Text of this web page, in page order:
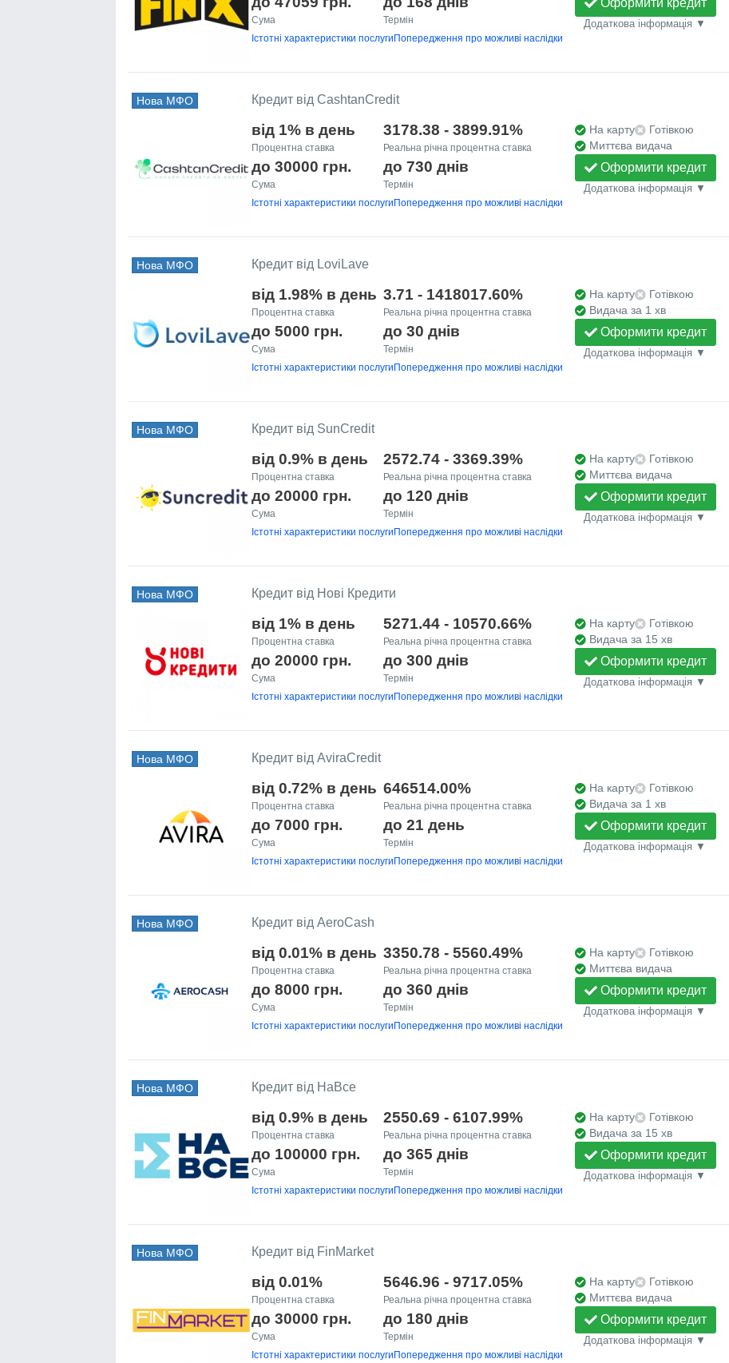
Сума Термін Додаткова інформація ▼
Істотні характеристики послугиПопередження про можливі наслідки
Нова МФО Кредит від CashtanCredit
від 1% в день
Процентна ставка
3178.38 - 3899.91%
Реальна річна процентна ставка
до 30000 грн.
Сума
до 730 днів
Термін
На карту
Готівкою
Миттєва видача
Оформити кредит
Додаткова інформація ▼
Істотні характеристики послугиПопередження про можливі наслідки
Нова МФО Кредит від LoviLave
від 1.98% в день
Процентна ставка
3.71 - 1418017.60%
Реальна річна процентна ставка
до 5000 грн.
Сума
до 30 днів
Термін
На карту
Готівкою
Видача за 1 хв
Оформити кредит
Додаткова інформація ▼
Істотні характеристики послугиПопередження про можливі наслідки
Нова МФО Кредит від SunCredit
від 0.9% в день
Процентна ставка
2572.74 - 3369.39%
Реальна річна процентна ставка
до 20000 грн.
Сума
до 120 днів
Термін
На карту
Готівкою
Миттєва видача
Оформити кредит
Додаткова інформація ▼
Істотні характеристики послугиПопередження про можливі наслідки
Нова МФО Кредит від Нові Кредити
від 1% в день
Процентна ставка
5271.44 - 10570.66%
Реальна річна процентна ставка
до 20000 грн.
Сума
до 300 днів
Термін
На карту
Готівкою
Видача за 15 хв
Оформити кредит
Додаткова інформація ▼
Істотні характеристики послугиПопередження про можливі наслідки
Нова МФО Кредит від AviraCredit
від 0.72% в день
Процентна ставка
646514.00%
Реальна річна процентна ставка
до 7000 грн.
Сума
до 21 день
Термін
На карту
Готівкою
Видача за 1 хв
Оформити кредит
Додаткова інформація ▼
Істотні характеристики послугиПопередження про можливі наслідки
Нова МФО Кредит від AeroCash
від 0.01% в день
Процентна ставка
3350.78 - 5560.49%
Реальна річна процентна ставка
до 8000 грн.
Сума
до 360 днів
Термін
На карту
Готівкою
Миттєва видача
Оформити кредит
Додаткова інформація ▼
Істотні характеристики послугиПопередження про можливі наслідки
Нова МФО Кредит від НаВсе
від 0.9% в день
Процентна ставка
2550.69 - 6107.99%
Реальна річна процентна ставка
до 100000 грн.
Сума
до 365 днів
Термін
На карту
Готівкою
Видача за 15 хв
Оформити кредит
Додаткова інформація ▼
Істотні характеристики послугиПопередження про можливі наслідки
Нова МФО Кредит від FinMarket
від 0.01%
Процентна ставка
5646.96 - 9717.05%
Реальна річна процентна ставка
до 30000 грн.
Сума
до 180 днів
Термін
На карту
Готівкою
Миттєва видача
Оформити кредит
Додаткова інформація ▼
Істотні характеристики послугиПопередження про можливі наслідки